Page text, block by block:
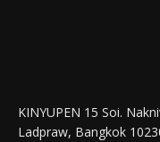
KINYUPEN 15 Soi.
Ladpraw, Bangkok